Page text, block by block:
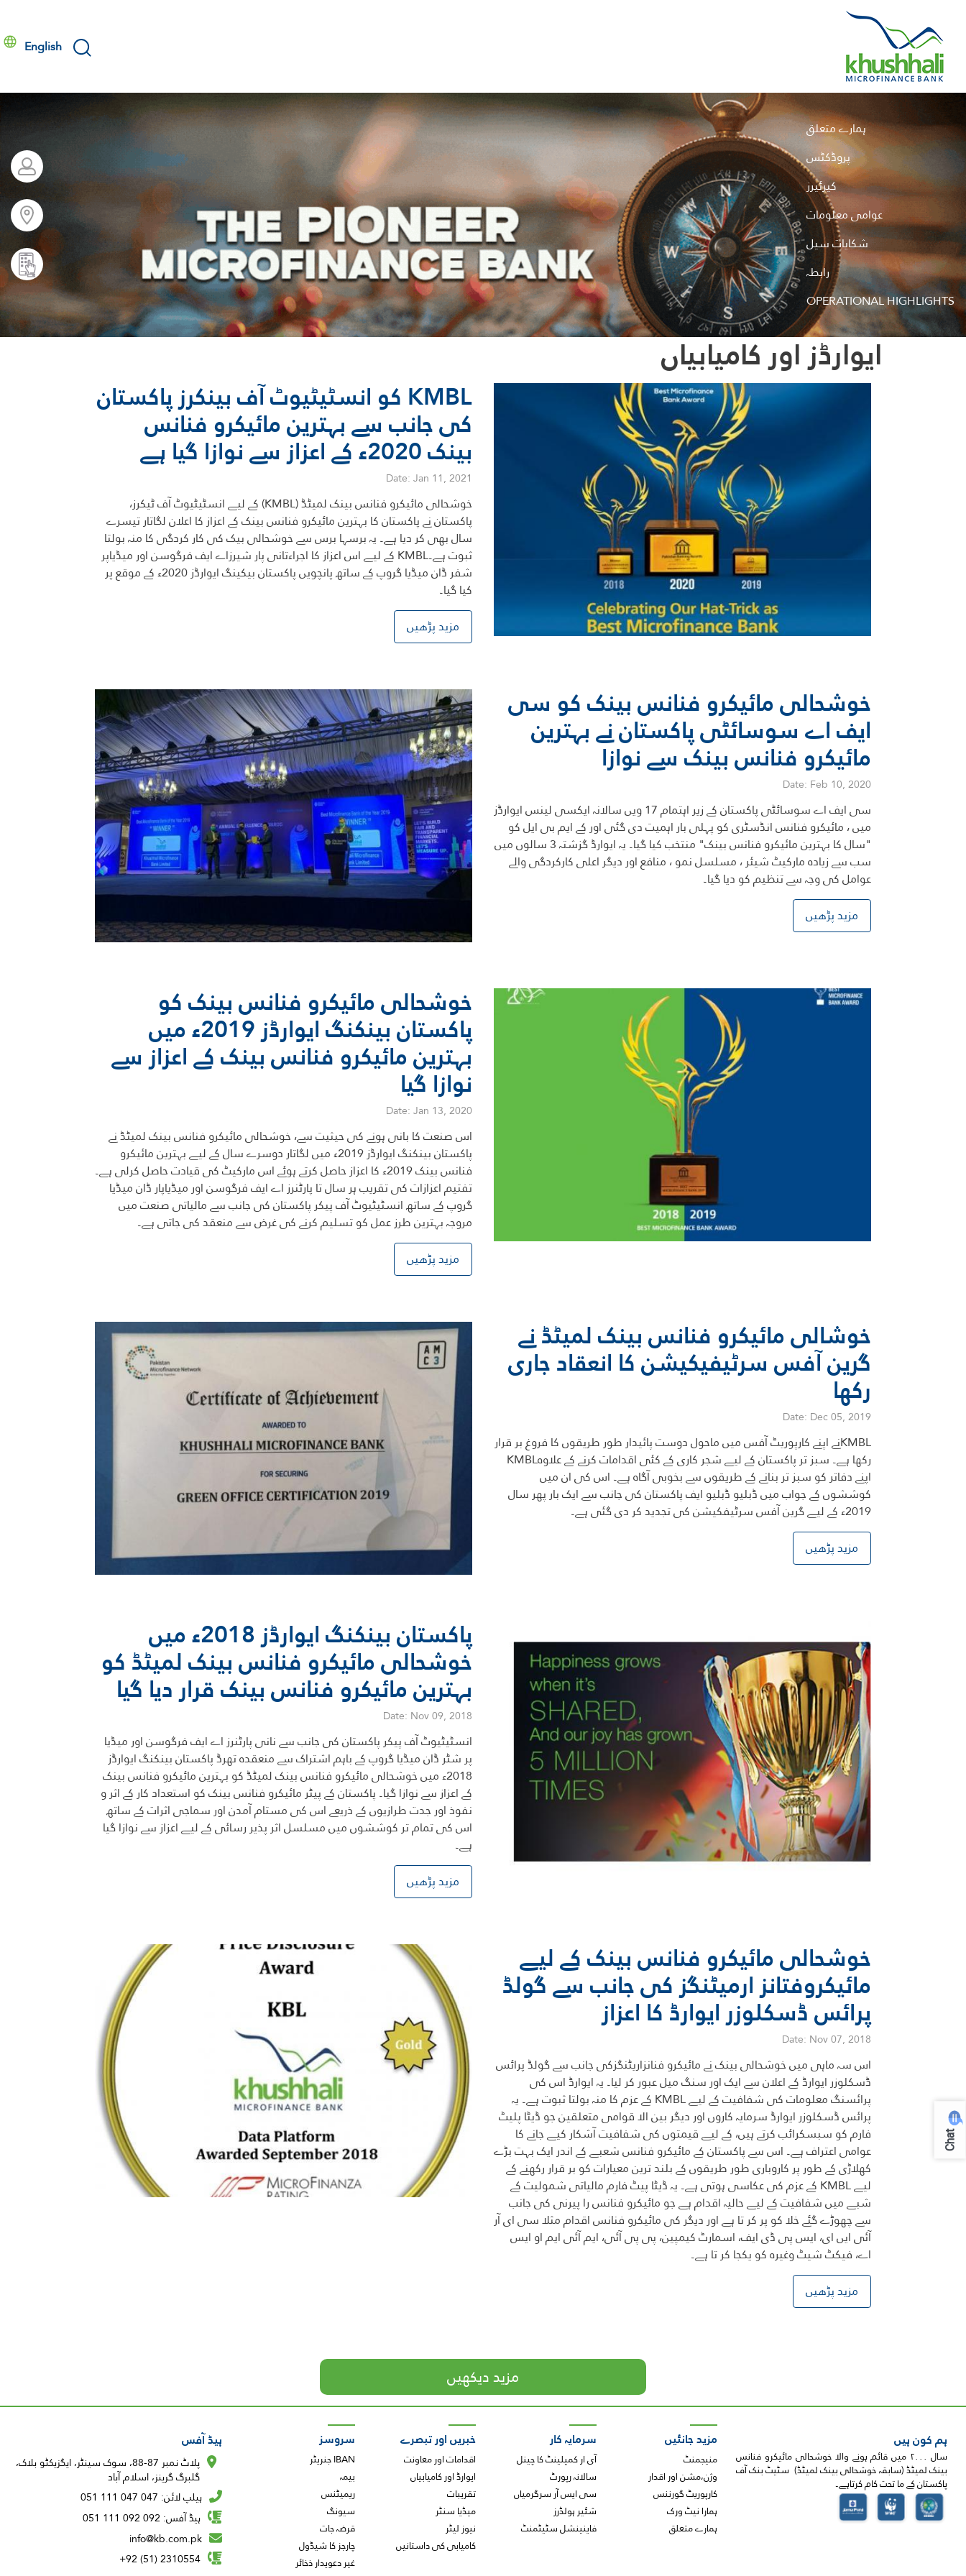
English
Hero
Sidebar
Menu
ہمارے متعلق
پروڈکٹس
کیرئیرز
عوامی معلومات
شکایات سیل
رابطہ
OPERATIONAL HIGHLIGHTS
ایوارڈز اور کامیابیاں
KMBL کو انسٹیٹیوٹ آف بینکرز پاکستان
کی جانب سے بہترین مائیکرو فنانس
بینک 2020ء کے اعزاز سے نوازا گیا ہے
Date: Jan 11, 2021
خوشحالی مائیکرو فنانس بینک لمیٹڈ (KMBL) کے لیے انسٹیٹیوٹ آف ٹیکرز،
پاکستان نے پاکستان کا بہترین مائیکرو فنانس بینک کے اعزاز کا اعلان لگاتار تیسرے
سال بھی کر دیا ہے۔ یہ برسہا برس سے خوشحالی بیک کی کار کردگی کا منہ بولتا
ثبوت ہے۔KMBL کے لیے اس اعزاز کا اجراءتانی پار شیرزاے ایف فرگوسن اور میڈیاپر
شفر ڈان میڈیا گروپ کے ساتھ پانچویں پاکستان بیکینگ ایوارڈز 2020ء کے موقع پر
کیا گیا۔
مزید پڑھیں
خوشحالی مائیکرو فنانس بینک کو سی
ایف اے سوسائٹی پاکستان نے بہترین
مائیکرو فنانس بینک سے نوازا
Date: Feb 10, 2020
سی ایف اے سوسائٹی پاکستان کے زیر اہتمام 17 ویں سالانہ ایکسی لینس ایوارڈز
میں ، مائیکرو فنانس انڈسٹری کو پہلی بار اہمیت دی گئی اور کے ایم بی ایل کو
"سال کا بہترین مائیکرو فنانس بینک" منتخب کیا گیا۔ یہ ایوارڈ گزشتہ 3 سالوں میں
سب سے زیادہ مارکیٹ شیئر ، مسلسل نمو ، منافع اور دیگر اعلی کارکردگی والے
عوامل کی وجہ سے تنظیم کو دیا گیا۔
مزید پڑھیں
خوشحالی مائیکرو فنانس بینک کو
پاکستان بینکنگ ایوارڈز 2019ء میں
بہترین مائیکرو فنانس بینک کے اعزاز سے
نوازا گیا
Date: Jan 13, 2020
اس صنعت کا بانی ہونے کی حیثیت سے، خوشحالی مائیکرو فنانس بینک لمیٹڈ نے
پاکستان بینکنگ ایوارڈز 2019ء میں لگاتار دوسرے سال کے لیے بہترین مائیکرو
فنانس بینک 2019ء کا اعزاز حاصل کرتے ہوئے اس مارکیٹ کی قیادت حاصل کرلی ہے۔
تفتیم اعزازات کی تقریب ہر سال تا پارٹنرز اے ایف فرگوسن اور میڈیاپار ڈان میڈیا
گروپ کے ساتھ انسٹیٹیوٹ آف پیکر پاکستان کی جانب سے مالیاتی صنعت میں
مروجہ بہترین طرز عمل کو تسلیم کرنے کی غرض سے منعقد کی جاتی ہے۔
مزید پڑھیں
خوشالی مائیکرو فنانس بینک لمیٹڈ نے
گرین آفس سرٹیفیکیشن کا انعقاد جاری
رکھا
Date: Dec 05, 2019
KMBLنے اپنے کارپوریٹ آفس میں ماحول دوست پائیدار طور طریقوں کا فروغ بر قرار
رکھا ہے۔ سبز تر پاکستان کے لیے شجر کاری کے کئی اقدامات کرنے کے علاوہKMBL
اپنے دفاتر کو سبز تر بنانے کے طریقوں سے بخوبی آگاہ ہے۔ اس کی ان میں
کوششوں کے جواب میں ڈبلیو ڈبلیو ایف پاکستان کی جانب سے ایک بار پھر سال
2019ء کے لیے گرین آفس سرٹیفکیشن کی تجدید کر دی گئی ہے۔
مزید پڑھیں
پاکستان بینکنگ ایوارڈز 2018ء میں
خوشحالی مائیکرو فنانس بینک لمیٹڈ کو
بہترین مائیکرو فنانس بینک قرار دیا گیا
Date: Nov 09, 2018
انسٹیٹیوٹ آف پیکر پاکستان کی جانب سے نانی پارٹنرز اے ایف فرگوسن اور میڈیا
پر شٹر ڈان میڈیا گروپ کے باہم اشتراک سے منعقدہ تھرڈ پاکستان بینکنگ ایوارڈز
2018ء میں خوشحالی مائیکرو فنانس بینک لمیٹڈ کو بہترین مائیکرو فنانس بینک
کے اعزاز سے نوازا گیا۔ پاکستان کے پیٹر مائیکرو فنانس بینک کو استعداد کار کے اثر و
نفوذ اور جدت طرازیوں کے ذریعے اس کی مستام آمدن اور سماجی اثرات کے ساتھ
اس کی تمام تر کوششوں میں مسلسل اثر پذیر رسائی کے لیے اعزاز سے نوازا گیا
ہے۔
مزید پڑھیں
خوشحالی مائیکرو فنانس بینک کے لیے
مائیکروفتانز ارمیٹنگز کی جانب سے گولڈ
پرائس ڈسکلوزر ایوارڈ کا اعزاز
Date: Nov 07, 2018
اس سہ ماہی میں خوشحالی بینک نے مائیکرو فنانزاریٹنگزکی جانب سے گولڈ پرائس
ڈسکلوزر ایوارڈ کے اعلان سے ایک اور سنگ میل عبور کر لیا۔ یہ ایوارڈ اس کی
پرائسنگ معلومات کی شفافیت کے لیے KMBL کے عزم کا منہ بولتا ثبوت ہے۔ یہ
پرائس ڈسکلوزر ایوارڈ سرمایہ کاروں اور دیگر بین الا قوامی متعلقین جو ڈیٹا پلیٹ
فارم کو سبسکرائب کرتے ہیں، کے لیے قیمتوں کی شفافیت آشکار کیے جانے کا
عوامی اعتراف ہے۔ اس سے پاکستان کے مائیکرو فنانس شعبے کے اندر ایک بہت بڑے
کھلاڑی کے طور پر کاروباری طور طریقوں کے بلند ترین معیارات کو بر قرار رکھنے کے
لیے KMBL کے عزم کی عکاسی ہوتی ہے۔ یہ ڈیٹا پیٹ فارم مالیاتی شمولیت کے
شبے میں شفافیت کے لیے حالیہ اقدام ہے جو مائیکرو فنانس را پیرنی کی جانب
سے چھوڑے گئے خلا کو پر کر تا ہے اور دیگر کی مائیکرو فنانس اقدام مثلا سی ای آر
آئی ایں ای، ایس پی ڈی ایف، اسمارٹ کیمپین، پی پی آئی، ایم آئی ایم او ایس
اے، فیکٹ شیٹ وغیرہ کو یکجا کر تا ہے۔
مزید پڑھیں
مزید دیکھیں
ہم کون ہیں
سال ۲۰۰۰ میں قائم ہونے والا خوشحالی مائیکرو فنانس
بینک لمیٹڈ (سابقہ خوشحالی بینک لمیٹڈ) سٹیٹ بنک آف
پاکستان کے ما تحت کام کرتاہے۔
مزید جانئیں
منیجمنٹ
وژن،مشن اور اقدار
کارپوریٹ گورننس
ہمارا نیٹ ورک
ہمارے متعلق
سرمایہ کار
آی ار کمپلینٹ کا چینل
سالانہ رپورٹ
سی ایس آر سرگرمیاں
شئیر ہولڈرز
فاینینشل سٹیٹمنٹ
خبریں اور تبصرے
اقدامات اور معاونت
ایوارڈ اور کامیابیاں
تقریبات
میڈیا سنٹر
نیوز لیٹر
کامیابی کی داستانیں
سروسز
IBAN جنریٹر
بیمہ
ریمیٹنس
سیونگ
قرضہ جات
چارجز کا شیڈول
غیر دعویدار ذخائر
ہیڈ آفس
پلاٹ نمبر 87-88، سوک سینٹر، ایگزیکٹو بلاک،
گلبرگ گرینز، اسلام آباد
ہیلپ لائن: 047 047 111 051
ہیڈ آفس: 092 092 111 051
info@kb.com.pk
2310554 (51) 92+
Chat